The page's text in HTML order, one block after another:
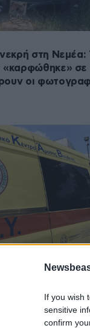
If you wish
sensitive
confirm
στη Νεμέα:
«καρφώθηκε» σε
οι
αγρότης στη
σε κλαδί και